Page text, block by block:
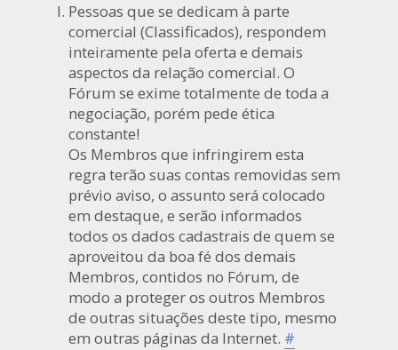
Pessoas que se dedicam à parte
comercial (Classificados), respondem
inteiramente pela oferta e demais
aspectos da relação comercial. O
Fórum se exime totalmente de toda a
negociação, porém pede ética
constante!
Os Membros que infringirem esta
regra terão suas contas removidas sem
prévio aviso, o assunto será colocado
em destaque, e serão informados
todos os dados cadastrais de quem se
aproveitou da boa fé dos demais
Membros, contidos no Fórum, de
modo a proteger os outros Membros
de outras situações deste tipo, mesmo
em outras páginas da Internet. #